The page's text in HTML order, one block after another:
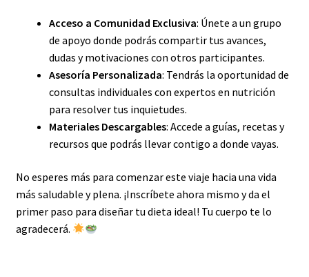
Acceso a Comunidad Exclusiva: Únete a un grupo
de apoyo donde podrás compartir tus avances,
dudas y motivaciones con otros participantes.
Asesoría Personalizada: Tendrás la oportunidad de
consultas individuales con expertos en nutrición
para resolver tus inquietudes.
Materiales Descargables: Accede a guías, recetas y
recursos que podrás llevar contigo a donde vayas.
No esperes más para comenzar este viaje hacia una vida
más saludable y plena. ¡Inscríbete ahora mismo y da el
primer paso para diseñar tu dieta ideal! Tu cuerpo te lo
agradecerá.